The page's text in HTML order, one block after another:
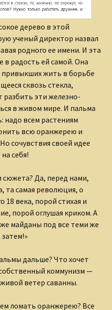
дерево в этой
ученый директор назвал
родного ее имени. И эта
в радость ей самой. Она
привыкших жить в борьбе
сквозь стекла,
разбить эти железно-
в живом мире. И пальма
надо всем растениям
всю оранжерею и
сочувствия своей идее
себя!
сюжета? Да, перед нами,
та самая революция, о
18 века, порой стихая и
порой оглушая криком. А
майданы под все теми же
затем!»
дальше? Что хочет
коммунизм —
ветер саванны.
ломать оранжерею? Все